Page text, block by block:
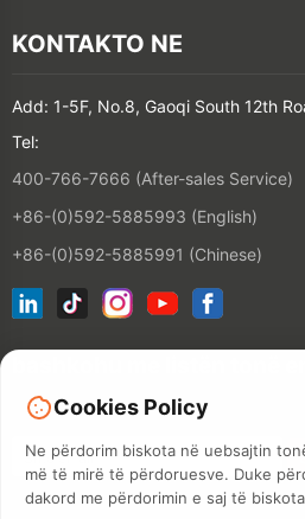
KONTAKTO NE
Add: 1-5F, No.8, Gaoqi South 12th
Tel:
400-766-7666 (After-sales Service)
+86-(0)592-5885993 (English)
+86-(0)592-5885991 (Chinese)
Cookies Policy
Ne përdorim biskota në uebsajtin
më të mirë të përdoruesve. Duke
dakord me përdorimin e saj të